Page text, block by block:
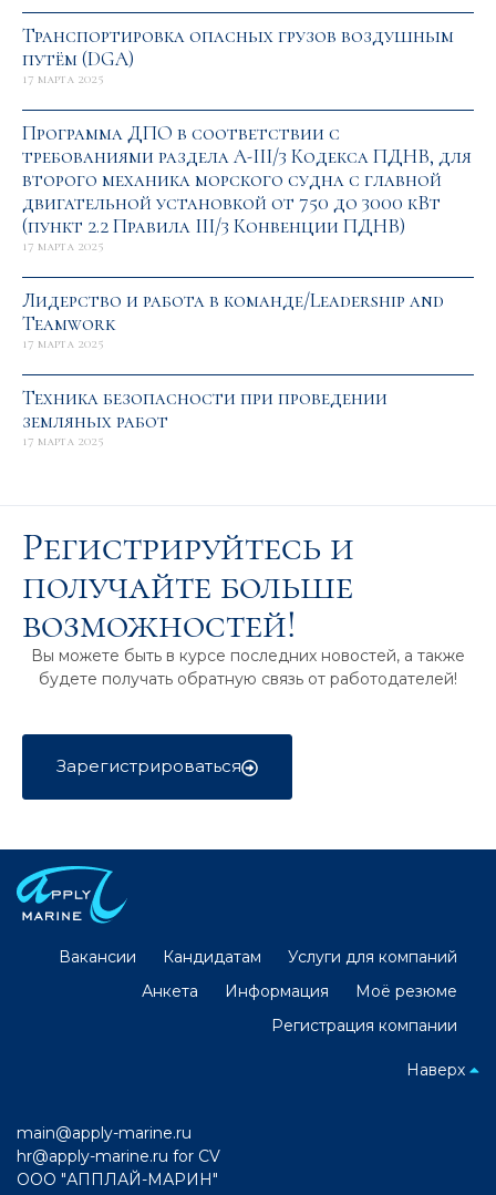
Транспортировка опасных грузов воздушным
путём (DGA)
17 марта 2025
Программа ДПО в соответствии с
требованиями раздела А-III/3 Кодекса ПДНВ, для
второго механика морского судна с главной
двигательной установкой от 750 до 3000 кВт
(пункт 2.2 Правила III/3 Конвенции ПДНВ)
17 марта 2025
Лидерство и работа в команде/Leadership and
Teamwork
17 марта 2025
Техника безопасности при проведении
земляных работ
17 марта 2025
Регистрируйтесь и
получайте больше
возможностей!
Вы можете быть в курсе последних новостей, а также
будете получать обратную связь от работодателей!
Зарегистрироваться
Вакансии Кандидатам
Услуги для компаний
Анкета
Информация
Моё резюме
Регистрация компании
Наверх
main@apply-marine.ru
hr@apply-marine.ru for CV
ООО "АППЛАЙ-МАРИН"